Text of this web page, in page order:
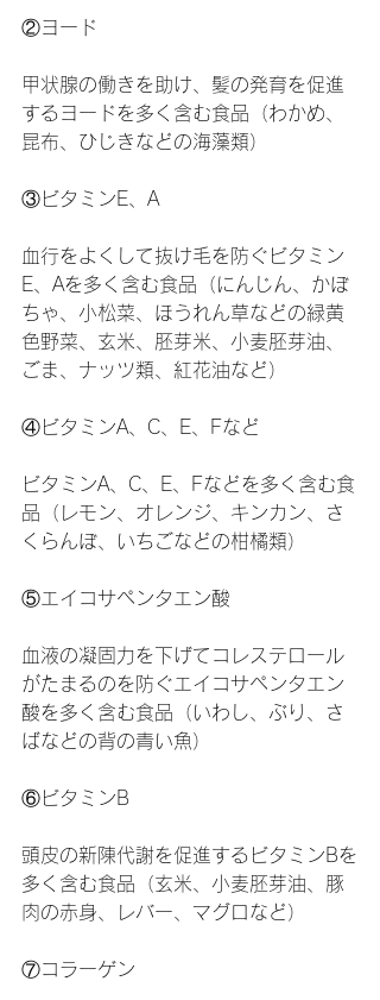
②ヨード
甲状腺の働きを助け、髪の発育を促進
するヨードを多く含む食品（わかめ、
昆布、ひじきなどの海藻類）
③ビタミンE、A
血行をよくして抜け毛を防ぐビタミン
E、Aを多く含む食品（にんじん、かぼ
ちゃ、小松菜、ほうれん草などの緑黄
色野菜、玄米、胚芽米、小麦胚芽油、
ごま、ナッツ類、紅花油など）
④ビタミンA、C、E、Fなど
ビタミンA、C、E、Fなどを多く含む食
品（レモン、オレンジ、キンカン、さ
くらんぼ、いちごなどの柑橘類）
⑤エイコサペンタエン酸
血液の凝固力を下げてコレステロール
がたまるのを防ぐエイコサペンタエン
酸を多く含む食品（いわし、ぶり、さ
ばなどの背の青い魚）
⑥ビタミンB
頭皮の新陳代謝を促進するビタミンBを
多く含む食品（玄米、小麦胚芽油、豚
肉の赤身、レバー、マグロなど）
⑦コラーゲン